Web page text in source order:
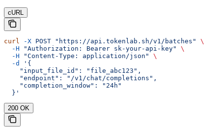
cURL
curl -X POST "https://api.tokenlab.sh/v1/batches"
\
  -H
"Authorization: Bearer sk-your-api-key"
\
  -H
"Content-Type: application/json"
\
  -d
'{
    "input_file_id": "file_abc123",
    "endpoint": "/v1/chat/completions",
    "completion_window": "24h"
  }'
200 OK